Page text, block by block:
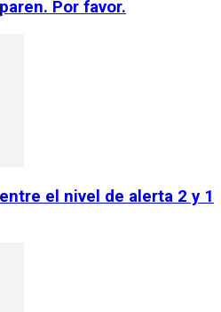
Por favor.
el nivel de alerta 2 y 1